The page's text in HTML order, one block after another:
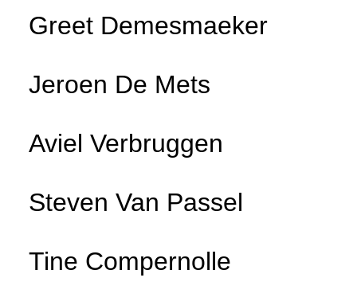
Greet Demesmaeker
Jeroen De Mets
Aviel Verbruggen
Steven Van Passel
Tine Compernolle